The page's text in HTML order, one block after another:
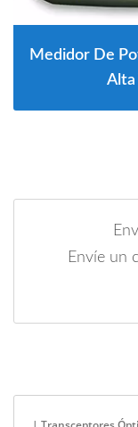
Medidor De
Alta
Envíe un